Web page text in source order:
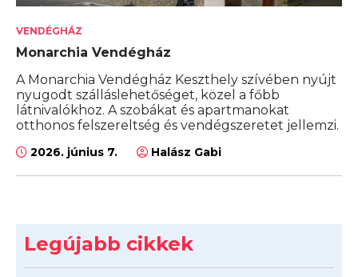
VENDÉGHÁZ
Monarchia Vendégház
A Monarchia Vendégház Keszthely szívében nyújt
nyugodt szálláslehetőséget, közel a főbb
látnivalókhoz. A szobákat és apartmanokat
otthonos felszereltség és vendégszeretet jellemzi.
2026. június 7. Halász Gabi
Legújabb cikkek